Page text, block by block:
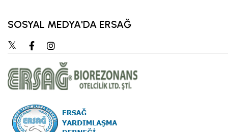
SOSYAL MEDYA'DA ERSAĞ